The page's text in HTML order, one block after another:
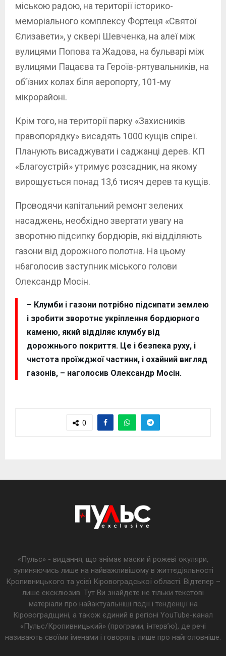
міською радою, на території історико-
меморіального комплексу Фортеця «Святої
Єлизавети», у сквері Шевченка, на алеї між
вулицями Попова та Жадова, на бульварі між
вулицями Пацаєва та Героїв-рятувальників, на
об’їзних колах біля аеропорту, 101-му
мікрорайоні.
Крім того, на території парку «Захисників
правопорядку» висадять 1000 кущів спіреї.
Планують висаджувати і саджанці дерев. КП
«Благоустрій» утримує розсадник, на якому
вирощується понад 13,6 тисяч дерев та кущів.
Проводячи капітальний ремонт зелених
насаджень, необхідно звертати увагу на
зворотню підсипку бордюрів, які відділяють
газони від дорожного полотна. На цьому
н6аголосив заступник міського голови
Олександр Мосін.
– Клумби і газони потрібно підсипати землею
і зробити зворотнє укріплення бордюрного
каменю, який відділяє клумбу від
дорожнього покриття. Це і безпека руху, і
чистота проїжджої частини, і охайний вигляд
газонів, – наголосив Олександр Мосін.
0
«Пульс» - видання, що знімає маски й рожеві окуляри,
зупиняючись лише на найважливішому в життєдіяльності
Кропивницького та усієї Кіровоградської області. Відтепер –
лише ексклюзив. Тут Ви знайдете не тільки текстові
матеріали про найактуальніші події і тенденції на
Кіровоградщині, а також єдиний в регіоні YouTube-канал
«Пульс/Кропивницький» (програми, інтерв’ю), де речі
називають своїми іменами і говорять лише про найголовніше.